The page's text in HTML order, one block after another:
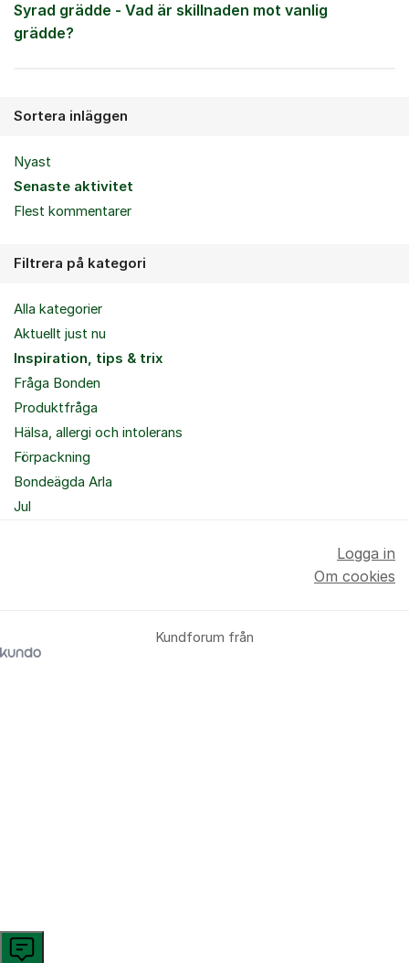
Syrad grädde - Vad är skillnaden mot vanlig
grädde?
Sortera inläggen
Nyast
Senaste aktivitet
Flest kommentarer
Filtrera på kategori
Alla kategorier
Aktuellt just nu
Inspiration, tips & trix
Fråga Bonden
Produktfråga
Hälsa, allergi och intolerans
Förpackning
Bondeägda Arla
Jul
Kundforum från
Logga in
Om cookies